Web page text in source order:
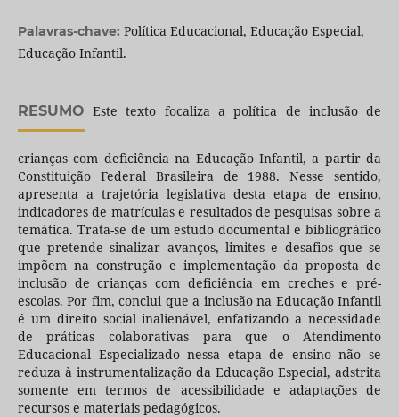
Palavras-chave: Política Educacional, Educação Especial,
Educação Infantil.
RESUMO Este texto focaliza a política de inclusão de
crianças com deficiência na Educação Infantil, a partir da
Constituição Federal Brasileira de 1988. Nesse sentido,
apresenta a trajetória legislativa desta etapa de ensino,
indicadores de matrículas e resultados de pesquisas sobre a
temática. Trata-se de um estudo documental e bibliográfico
que pretende sinalizar avanços, limites e desafios que se
impõem na construção e implementação da proposta de
inclusão de crianças com deficiência em creches e pré-
escolas. Por fim, conclui que a inclusão na Educação Infantil
é um direito social inalienável, enfatizando a necessidade
de práticas colaborativas para que o Atendimento
Educacional Especializado nessa etapa de ensino não se
reduza à instrumentalização da Educação Especial, adstrita
somente em termos de acessibilidade e adaptações de
recursos e materiais pedagógicos.